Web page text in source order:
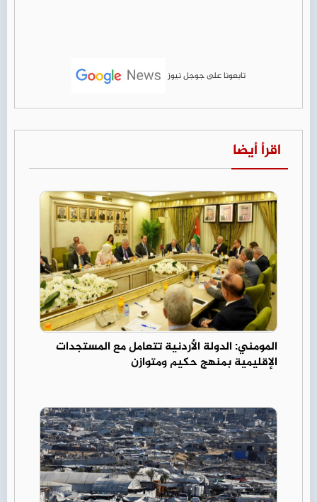
تابعونا على جوجل نيوز
اقرأ أيضا
المومني: الدولة الأردنية تتعامل مع المستجدات
الإقليمية بمنهج حكيم ومتوازن